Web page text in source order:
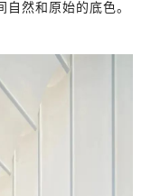
然和原始的底色。